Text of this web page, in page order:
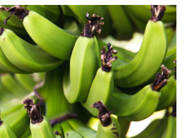
Podcast
Câu chuyện thời sự
Đọc truyện đêm khuya
Cửa sổ tình yêu
Kể chuyện cho bé
Hạt giống tâm hồn